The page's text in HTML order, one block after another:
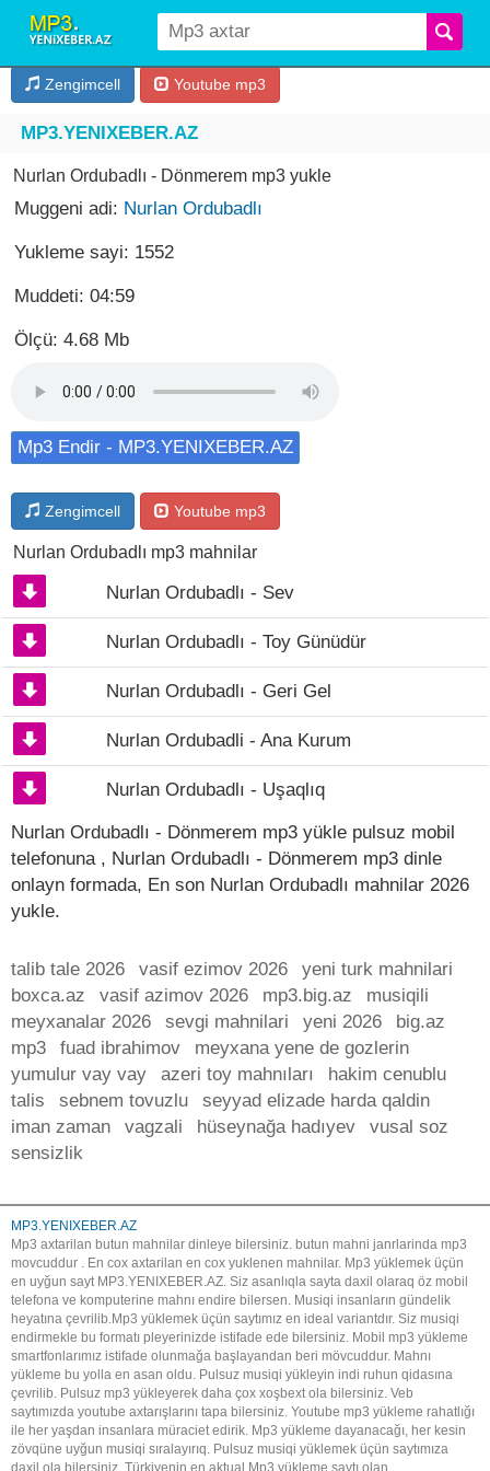
Zengimcell Youtube mp3
MP3.YENIXEBER.AZ
Nurlan Ordubadlı - Dönmerem mp3 yukle
Muggeni adi: Nurlan Ordubadlı
Yukleme sayi: 1552
Muddeti: 04:59
Ölçü: 4.68 Mb
Mp3 Endir - MP3.YENIXEBER.AZ
Zengimcell Youtube mp3
Nurlan Ordubadlı mp3 mahnilar
Nurlan Ordubadlı - Sev
Nurlan Ordubadlı - Toy Günüdür
Nurlan Ordubadlı - Geri Gel
Nurlan Ordubadli - Ana Kurum
Nurlan Ordubadlı - Uşaqlıq
Nurlan Ordubadlı - Dönmerem mp3 yükle pulsuz mobil
telefonuna , Nurlan Ordubadlı - Dönmerem mp3 dinle
onlayn formada, En son Nurlan Ordubadlı mahnilar 2026
yukle.
talib tale 2026 vasif ezimov 2026
yeni turk mahnilari
boxca.az
vasif azimov 2026 mp3.big.az
musiqili
meyxanalar 2026
sevgi mahnilari yeni 2026
big.az
mp3
fuad ibrahimov
meyxana yene de gozlerin
yumulur vay vay
azeri toy mahnıları
hakim cenublu
talis
sebnem tovuzlu
seyyad elizade harda qaldin
iman zaman
vagzali hüseynağa hadıyev
vusal soz
sensizlik
MP3.YENIXEBER.AZ
Mp3 axtarilan butun mahnilar dinleye bilersiniz. butun mahni janrlarinda mp3
movcuddur . En cox axtarilan en cox yuklenen mahnilar. Mp3 yüklemek üçün
en uyğun sayt MP3.YENIXEBER.AZ. Siz asanlıqla sayta daxil olaraq öz mobil
telefona ve komputerine mahnı endire bilersen. Musiqi insanların gündelik
heyatına çevrilib.Mp3 yüklemek üçün saytımız en ideal variantdır. Siz musiqi
endirmekle bu formatı pleyerinizde istifade ede bilersiniz. Mobil mp3 yükleme
smartfonlarımız istifade olunmağa başlayandan beri mövcuddur. Mahnı
yükleme bu yolla en asan oldu. Pulsuz musiqi yükleyin indi ruhun qidasına
çevrilib. Pulsuz mp3 yükleyerek daha çox xoşbext ola bilersiniz. Veb
saytımızda youtube axtarışlarını tapa bilersiniz. Youtube mp3 yükleme rahatlığı
ile her yaşdan insanlara müraciet edirik. Mp3 yükleme dayanacağı, her kesin
zövqüne uyğun musiqi sıralayırıq. Pulsuz musiqi yüklemek üçün saytımıza
daxil ola bilersiniz. Türkiyenin en aktual Mp3 yükleme saytı olan